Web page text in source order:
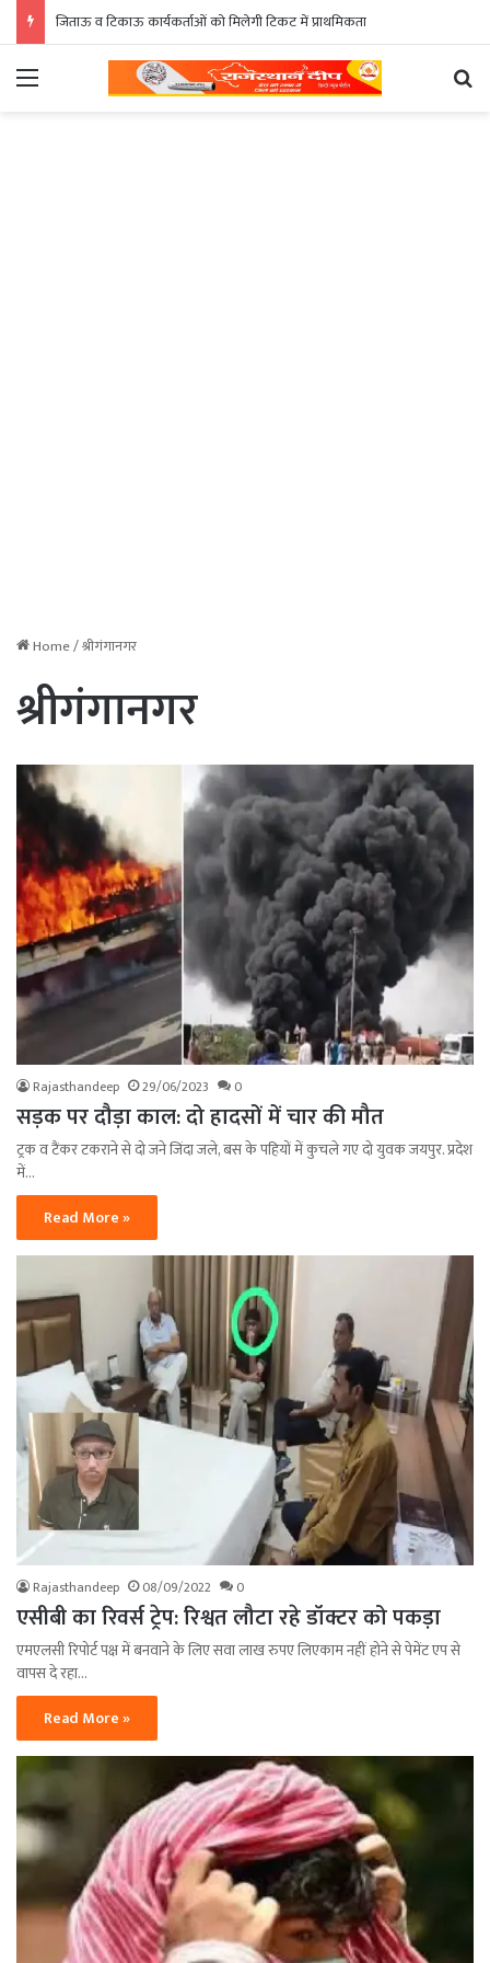
जिताऊ व टिकाऊ कार्यकर्ताओं को मिलेगी टिकट में प्राथमिकता
Menu
Home/श्रीगंगानगर
श्रीगंगानगर
Rajasthandeep 29/06/2023 0
सड़क पर दौड़ा काल: दो हादसों में चार की मौत
ट्रक व टैंकर टकराने से दो जने जिंदा जले, बस के पहियों में कुचले गए दो युवक जयपुर. प्रदेश
में…
Read More »
Rajasthandeep 08/09/2022 0
एसीबी का रिवर्स ट्रेप: रिश्वत लौटा रहे डॉक्टर को पकड़ा
एमएलसी रिपोर्ट पक्ष में बनवाने के लिए सवा लाख रुपए लिएकाम नहीं होने से पेमेंट एप से
वापस दे रहा…
Read More »